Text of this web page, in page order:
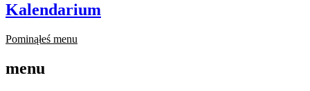
Kalendarium
Pominąłeś menu
menu